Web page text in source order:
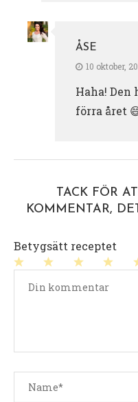
ÅSE
10 oktober,
Haha! Den
förra året
TACK FÖR
KOMMENTAR,
Betygsätt receptet
stjärnor
stjärnor
stjärnor
stjärna